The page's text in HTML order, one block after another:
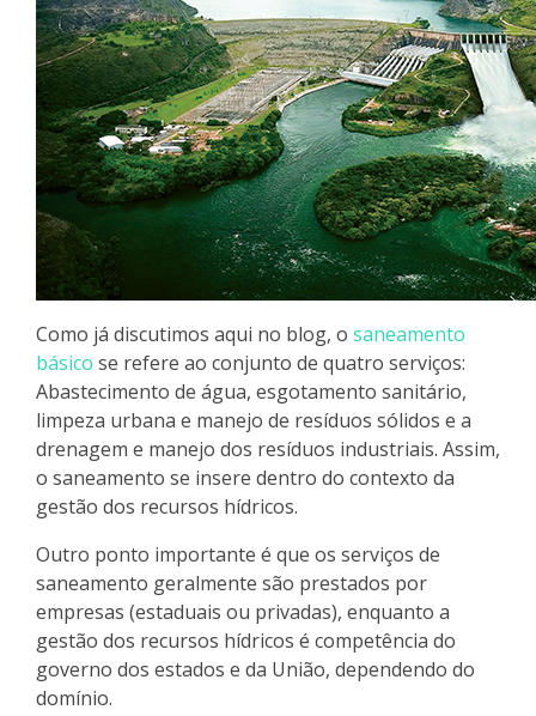
Como já discutimos aqui no blog, o saneamento
básico se refere ao conjunto de quatro serviços:
Abastecimento de água, esgotamento sanitário,
limpeza urbana e manejo de resíduos sólidos e a
drenagem e manejo dos resíduos industriais. Assim,
o saneamento se insere dentro do contexto da
gestão dos recursos hídricos.
Outro ponto importante é que os serviços de
saneamento geralmente são prestados por
empresas (estaduais ou privadas), enquanto a
gestão dos recursos hídricos é competência do
governo dos estados e da União, dependendo do
domínio.